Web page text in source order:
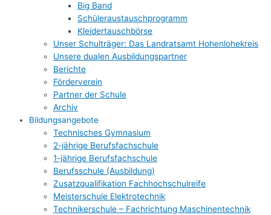
Big Band
Schüleraustauschprogramm
Kleidertauschbörse
Unser Schulträger: Das Landratsamt Hohenlohekreis
Unsere dualen Ausbildungspartner
Berichte
Förderverein
Partner der Schule
Archiv
Bildungsangebote
Technisches Gymnasium
2-jährige Berufsfachschule
1-jährige Berufsfachschule
Berufsschule (Ausbildung)
Zusatzqualifikation Fachhochschulreife
Meisterschule Elektrotechnik
Technikerschule – Fachrichtung Maschinentechnik